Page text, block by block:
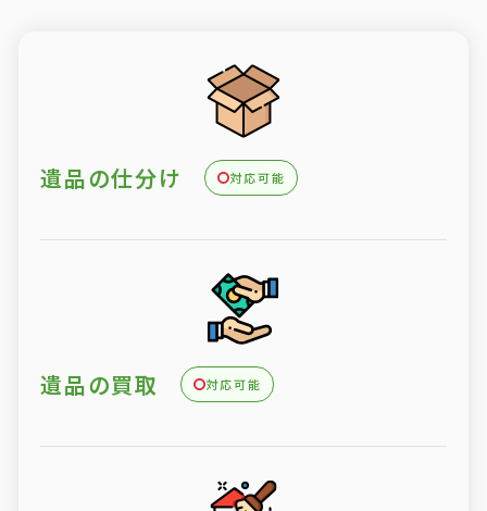
遺品の仕分け 対応可能
遺品の買取 対応可能